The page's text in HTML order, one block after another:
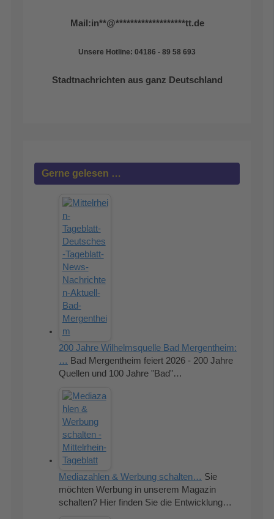
Mail:in**@*******************tt.de
Unsere Hotline: 04186 - 89 58 693
Stadtnachrichten aus ganz Deutschland
Gerne gelesen …
200 Jahre Wilhelmsquelle Bad Mergentheim:
… Bad Mergentheim feiert 2026 - 200 Jahre
Quellen und 100 Jahre "Bad"…
Mediazahlen & Werbung schalten… Sie
möchten Werbung in unserem Magazin
schalten? Hier finden Sie die Entwicklung…